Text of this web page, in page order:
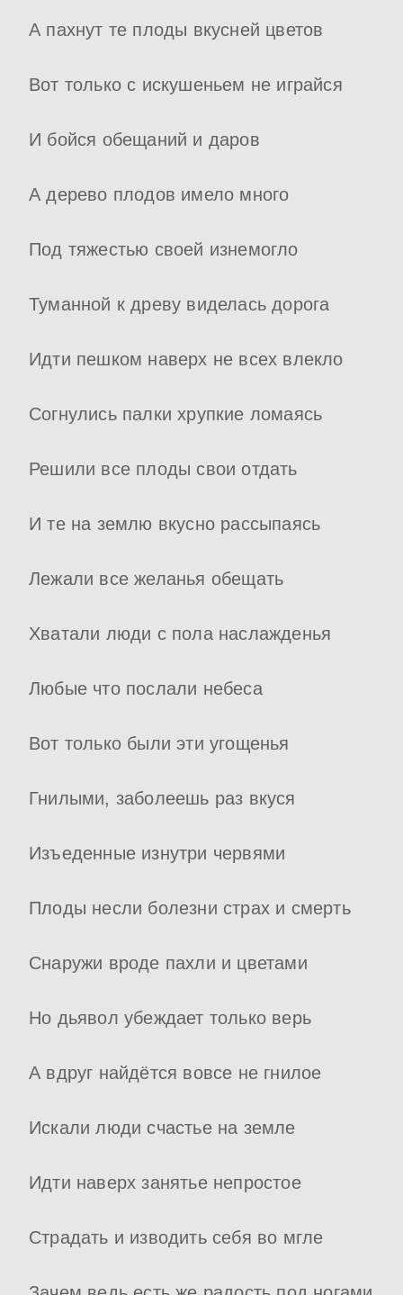
А пахнут те плоды вкусней цветов
Вот только с искушеньем не играйся
И бойся обещаний и даров
А дерево плодов имело много
Под тяжестью своей изнемогло
Туманной к древу виделась дорога
Идти пешком наверх не всех влекло
Согнулись палки хрупкие ломаясь
Решили все плоды свои отдать
И те на землю вкусно рассыпаясь
Лежали все желанья обещать
Хватали люди с пола наслажденья
Любые что послали небеса
Вот только были эти угощенья
Гнилыми, заболеешь раз вкуся
Изъеденные изнутри червями
Плоды несли болезни страх и смерть
Снаружи вроде пахли и цветами
Но дьявол убеждает только верь
А вдруг найдётся вовсе не гнилое
Искали люди счастье на земле
Идти наверх занятье непростое
Страдать и изводить себя во мгле